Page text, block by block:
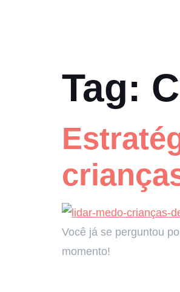
Tag:
Você já se perguntou
momento!